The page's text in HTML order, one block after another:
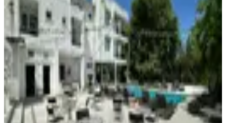
Yatırım Fırsatı
Kemer, Beldibi Mahallesi
20.07.2026
75.000.000 ₺
Second Home TurkeySelda Acar